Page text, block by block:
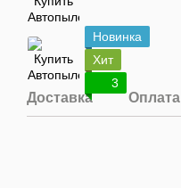
Новинка
Хит
3
Доставка Оплата